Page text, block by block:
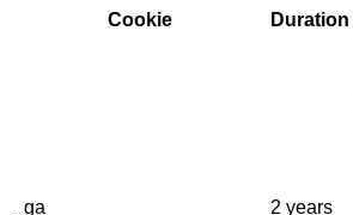
Cookie
Duration
_ga 2 years